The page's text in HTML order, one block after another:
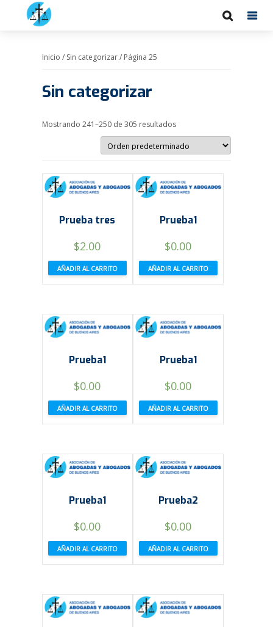
Inicio / Sin categorizar/ Página 25
Sin categorizar
Mostrando 241–250 de 305 resultados
Prueba tres
$2.00
AÑADIR AL CARRITO
Prueba1
$0.00
AÑADIR AL CARRITO
Prueba1
$0.00
AÑADIR AL CARRITO
Prueba1
$0.00
AÑADIR AL CARRITO
Prueba1
$0.00
AÑADIR AL CARRITO
Prueba2
$0.00
AÑADIR AL CARRITO